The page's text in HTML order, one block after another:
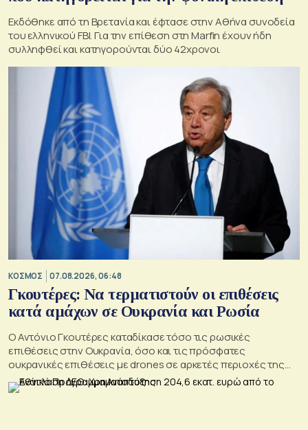
Εκδόθηκε από τη Βρετανία και έφτασε στην Αθήνα συνοδεία
του ελληνικού FBI. Για την επίθεση στη Marfin έχουν ήδη
συλληφθεί και κατηγορούνται δύο 42χρονοι
ΚΟΣΜΟΣ 07.08.2026, 06:48
Γκουτέρες: Να τερματιστούν οι επιθέσεις
κατά αμάχων σε Ουκρανία και Ρωσία
Ο Αντόνιο Γκουτέρες καταδίκασε τόσο τις ρωσικές
επιθέσεις στην Ουκρανία, όσο και τις πρόσφατες
ουκρανικές επιθέσεις με drones σε αρκετές περιοχές της
Ρωσίας, οι οποίες προκάλεσαν απώλειες μεταξύ αμάχων και
ζημιές σε μη στρατιωτικές υποδομές.